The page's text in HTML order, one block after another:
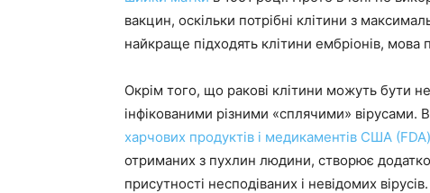
вакцин, оскільки потрібні клітини з
найкраще підходять клітини ембріонів, мова
Окрім того, що ракові клітини можуть бути
інфікованими різними «сплячими» вірусами. В
харчових продуктів і медикаментів США
отриманих з пухлин людини, створює
присутності несподіваних і невідомих